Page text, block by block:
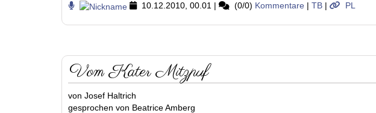
10.12.2010, 00.01 | (0/0) Kommentare | TB | PL
Vom Kater Mitzpuf
von Josef Haltrich
gesprochen von Beatrice Amberg